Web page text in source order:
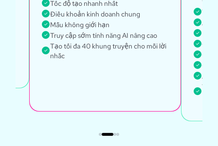
Tốc độ tạo nhanh nhất
Điều khoản kinh doanh chung
Mẫu không giới hạn
Truy cập sớm tính năng AI nâng cao
Tạo tối đa 40 khung truyện cho mỗi lời
nhắc
Tốc
Điều
Tạo